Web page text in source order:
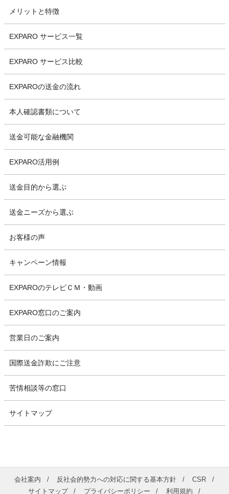
メリットと特徴
EXPARO サービス一覧
EXPARO サービス比較
EXPAROの送金の流れ
本人確認書類について
送金可能な金融機関
EXPARO活用例
送金目的から選ぶ
送金ニーズから選ぶ
お客様の声
キャンペーン情報
EXPAROのテレビＣＭ・動画
EXPARO窓口のご案内
営業日のご案内
国際送金詐欺にご注意
苦情相談等の窓口
サイトマップ
会社案内 反社会的勢力への対応に関する基本方針
CSR
サイトマップ
プライバシーポリシー 利用規約